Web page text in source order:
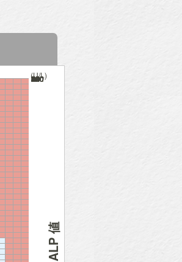
ALP 値
(U/L)
580
560
540
520
500
480
460
440
420
400
380
360
340
320
300
280
260
240
220
200
180
160
140
120
100
80
60
40
20
0